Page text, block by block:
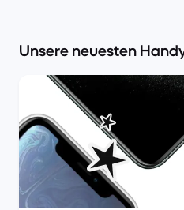
Unsere neuesten